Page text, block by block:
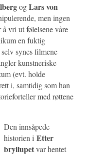
ogLars von
men ingen
vri ut følelsene våre
en fuktig
synes filmene
kunstneriske
(evt. holde
i, samtidig som han
med røttene
Den innsåpede
historien i Etter
bryllupetvar hentet